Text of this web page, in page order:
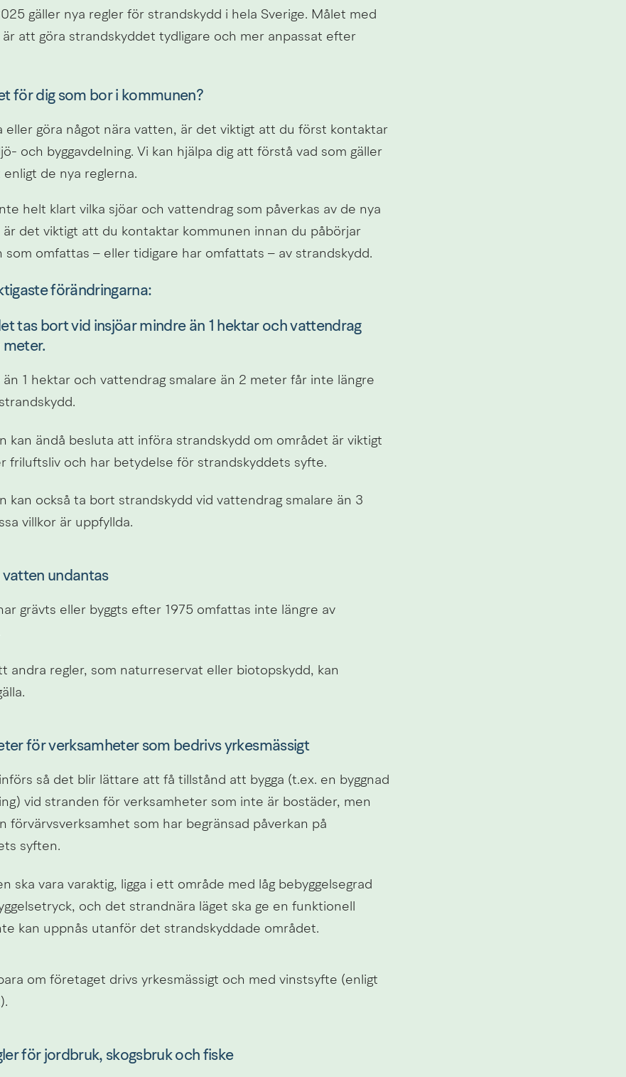
gäller nya regler för strandskydd i hela Sverige. Målet med
är att göra strandskyddet tydligare och mer anpassat efter
för dig som bor i kommunen?
eller göra något nära vatten, är det viktigt att du först kontaktar
och byggavdelning. Vi kan hjälpa dig att förstå vad som gäller
de nya reglerna.
helt klart vilka sjöar och vattendrag som påverkas av de nya
är det viktigt att du kontaktar kommunen innan du påbörjar
som omfattas – eller tidigare har omfattats – av strandskydd.
förändringarna:
tas bort vid insjöar mindre än 1 hektar och vattendrag
meter.
än 1 hektar och vattendrag smalare än 2 meter får inte längre
kan ändå besluta att införa strandskydd om området är viktigt
friluftsliv och har betydelse för strandskyddets syfte.
kan också ta bort strandskydd vid vattendrag smalare än 3
villkor är uppfyllda.
undantas
grävts eller byggts efter 1975 omfattas inte längre av
andra regler, som naturreservat eller biotopskydd, kan
för verksamheter som bedrivs yrkesmässigt
så det blir lättare att få tillstånd att bygga (t.ex. en byggnad
vid stranden för verksamheter som inte är bostäder, men
förvärvsverksamhet som har begränsad påverkan på
syften.
ska vara varaktig, ligga i ett område med låg bebyggelsegrad
och det strandnära läget ska ge en funktionell
kan uppnås utanför det strandskyddade området.
om företaget drivs yrkesmässigt och med vinstsyfte (enligt
för jordbruk, skogsbruk och fiske